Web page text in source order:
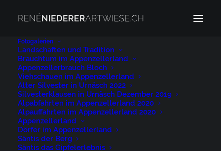
Fotogalerien
Landschaften und Tradition
Brauchtum im Appenzellerland
Appenzellerbrauch Bloch
Viehschauen im Appenzellerland
Alter Silvester in Urnäsch 2022
Silvesterklausen in Urnäsch Dezember 2019
Alpabfahrten im Appenzellerland 2020
Alpauffahrten im Appenzellerland 2020
Appenzellerland
Dörfer im Appenzellerland
Säntis der Berg
Säntis das Gipfelerlebnis
Romandie
Westschweiz
Home Schweizer Landschaften